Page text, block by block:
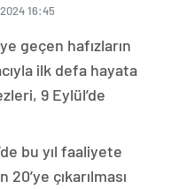
16:45
geçen hafızların
ilk defa hayata
9 Eylül’de
bu yıl faaliyete
çıkarılması